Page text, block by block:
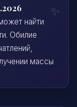
найти
Обилие
массы